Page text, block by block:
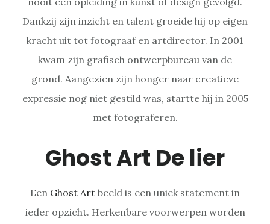
Dankzij zijn inzicht en talent groeide hij op eigen
kracht uit tot fotograaf en artdirector. In 2001
kwam zijn grafisch ontwerpbureau van de
grond. Aangezien zijn honger naar creatieve
expressie nog niet gestild was, startte hij in 2005
met fotograferen.
Ghost Art De lier
Een Ghost Art beeld is een uniek statement in
ieder opzicht. Herkenbare voorwerpen worden